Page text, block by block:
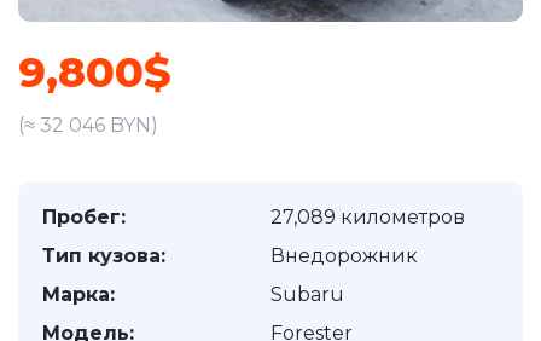
9,800$
(≈ 32 046 BYN)
Пробег:
27,089 километров
Тип кузова:
Внедорожник
Марка:
Subaru
Модель:
Forester